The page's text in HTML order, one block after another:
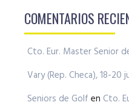
COMENTARIOS
Cto. Eur. Master Senior
Vary (Rep. Checa), 18-20
Seniors de Golf en Cto.